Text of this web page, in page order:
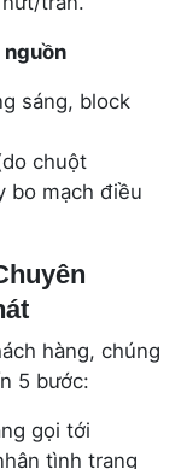
nguồn
sáng, block
chuột
bo mạch điều
hàng, chúng
5 bước:
gọi tới
tình trạng